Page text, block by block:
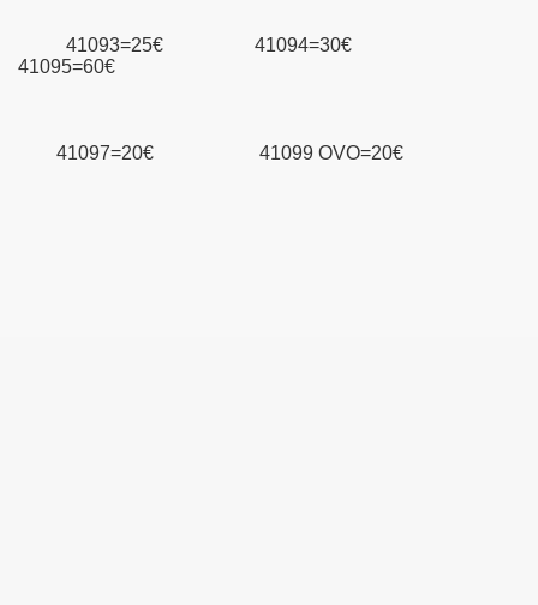
41093=25€ 41094=30€
41095=60€
41097=20€ 41099 OVO=20€